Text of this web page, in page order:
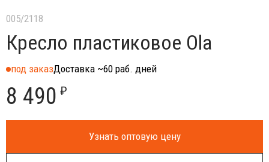
005/2118
Кресло пластиковое Ola
под заказДоставка ~60 раб. дней
8 490 ₽
Узнать оптовую цену